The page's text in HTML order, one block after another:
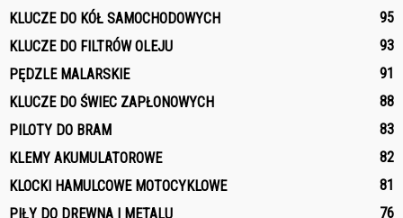
KLUCZE DO KÓŁ SAMOCHODOWYCH
95
KLUCZE DO FILTRÓW OLEJU
93
PĘDZLE MALARSKIE
91
KLUCZE DO ŚWIEC ZAPŁONOWYCH
88
PILOTY DO BRAM
83
KLEMY AKUMULATOROWE
82
KLOCKI HAMULCOWE MOTOCYKLOWE
81
PIŁY DO DREWNA I METALU
76